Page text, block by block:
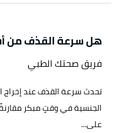
هل سرعة القذف من
فريق صحتك الطبي
تحدث سرعة القذف عند إخراج
الجنسية في وقتٍ مبكر
على...